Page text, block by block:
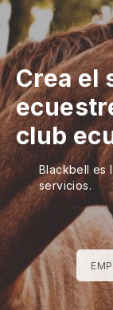
Crea el
club
Blackbell es
servicios.